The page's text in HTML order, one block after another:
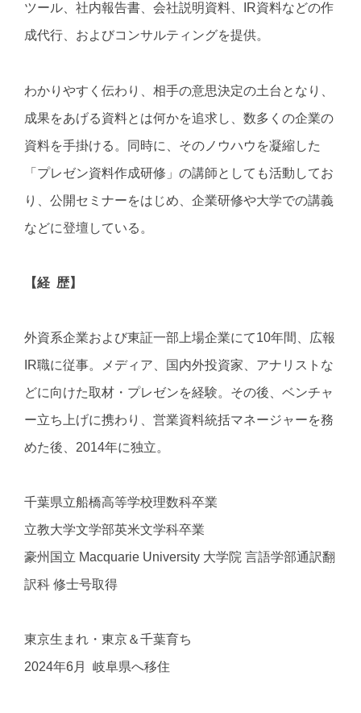
ツール、社内報告書、会社説明資料、IR資料などの作
成代行、およびコンサルティングを提供。
わかりやすく伝わり、相手の意思決定の土台となり、
成果をあげる資料とは何かを追求し、数多くの企業の
資料を手掛ける。同時に、そのノウハウを凝縮した
「プレゼン資料作成研修」の講師としても活動してお
り、公開セミナーをはじめ、企業研修や大学での講義
などに登壇している。
【経 歴】
外資系企業および東証一部上場企業にて10年間、広報
IR職に従事。メディア、国内外投資家、アナリストな
どに向けた取材・プレゼンを経験。その後、ベンチャ
ー立ち上げに携わり、営業資料統括マネージャーを務
めた後、2014年に独立。
千葉県立船橋高等学校理数科卒業
立教大学文学部英米文学科卒業
豪州国立 Macquarie University 大学院 言語学部通訳翻
訳科 修士号取得
東京生まれ・東京＆千葉育ち
2024年6月 岐阜県へ移住